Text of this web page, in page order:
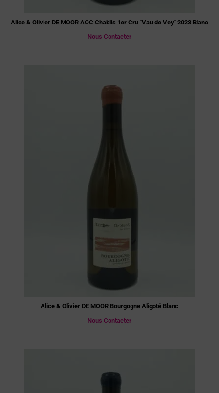
Alice & Olivier DE MOOR AOC Chablis 1er Cru "Vau de Vey" 2023 Blanc
Nous Contacter
Alice & Olivier DE MOOR Bourgogne Aligoté Blanc
Nous Contacter